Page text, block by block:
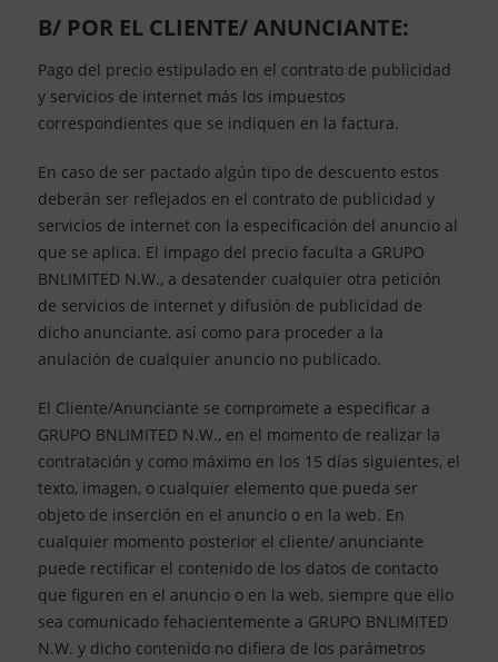
B/ POR EL CLIENTE/ ANUNCIANTE:
Pago del precio estipulado en el contrato de publicidad
y servicios de internet más los impuestos
correspondientes que se indiquen en la factura.
En caso de ser pactado algún tipo de descuento estos
deberán ser reflejados en el contrato de publicidad y
servicios de internet con la especificación del anuncio al
que se aplica. El impago del precio faculta a GRUPO
BNLIMITED N.W., a desatender cualquier otra petición
de servicios de internet y difusión de publicidad de
dicho anunciante, así como para proceder a la
anulación de cualquier anuncio no publicado.
El Cliente/Anunciante se compromete a especificar a
GRUPO BNLIMITED N.W., en el momento de realizar la
contratación y como máximo en los 15 días siguientes, el
texto, imagen, o cualquier elemento que pueda ser
objeto de inserción en el anuncio o en la web. En
cualquier momento posterior el cliente/ anunciante
puede rectificar el contenido de los datos de contacto
que figuren en el anuncio o en la web, siempre que ello
sea comunicado fehacientemente a GRUPO BNLIMITED
N.W. y dicho contenido no difiera de los parámetros